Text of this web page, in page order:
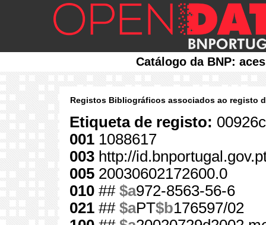
Catálogo da BNP:
Registos Bibliográficos associados ao registo
Etiqueta de registo:
001 1088617
003 http://
005 20030602172600.0
010 ## $a972-8563-56-6
021 ## $aPT$b176597/02